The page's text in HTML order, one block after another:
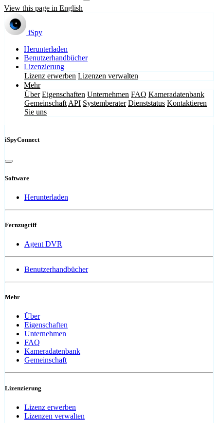
View this page in English
iSpy
Herunterladen
Benutzerhandbücher
Lizenzierung
Lizenz erwerben Lizenzen verwalten
Mehr
Über Eigenschaften Unternehmen FAQ Kameradatenbank
Gemeinschaft API Systemberater Dienststatus Kontaktieren
Sie uns
iSpyConnect
Software
Herunterladen
Fernzugriff
Agent DVR
Benutzerhandbücher
Mehr
Über
Eigenschaften
Unternehmen
FAQ
Kameradatenbank
Gemeinschaft
Lizenzierung
Lizenz erwerben
Lizenzen verwalten